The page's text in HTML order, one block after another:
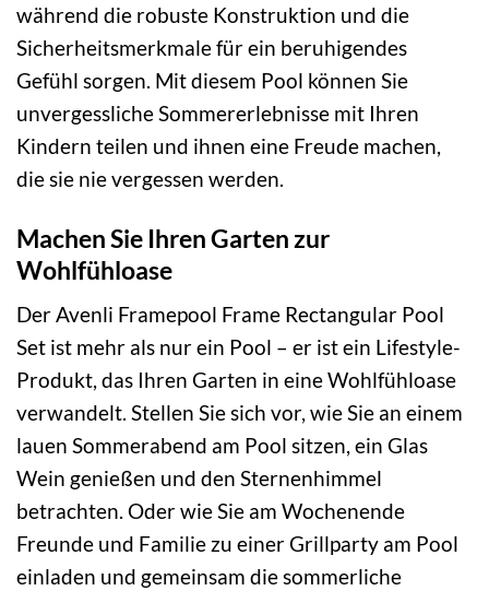
während die robuste Konstruktion und die
Sicherheitsmerkmale für ein beruhigendes
Gefühl sorgen. Mit diesem Pool können Sie
unvergessliche Sommererlebnisse mit Ihren
Kindern teilen und ihnen eine Freude machen,
die sie nie vergessen werden.
Machen Sie Ihren Garten zur
Wohlfühloase
Der Avenli Framepool Frame Rectangular Pool
Set ist mehr als nur ein Pool – er ist ein Lifestyle-
Produkt, das Ihren Garten in eine Wohlfühloase
verwandelt. Stellen Sie sich vor, wie Sie an einem
lauen Sommerabend am Pool sitzen, ein Glas
Wein genießen und den Sternenhimmel
betrachten. Oder wie Sie am Wochenende
Freunde und Familie zu einer Grillparty am Pool
einladen und gemeinsam die sommerliche